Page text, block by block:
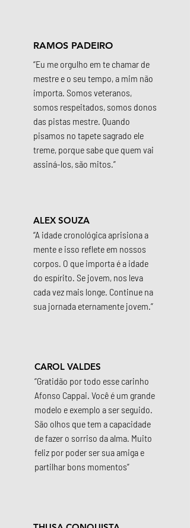
RAMOS PADEIRO
“Eu me orgulho em te chamar de
mestre e o seu tempo, a mim não
importa. Somos veteranos,
somos respeitados, somos donos
das pistas mestre. Quando
pisamos no tapete sagrado ele
treme, porque sabe que quem vai
assiná-los, são mitos.”
ALEX SOUZA
“A idade cronológica aprisiona a
mente e isso reflete em nossos
corpos. O que importa é a idade
do espírito. Se jovem, nos leva
cada vez mais longe. Continue na
sua jornada eternamente jovem.”
CAROL VALDES
“Gratidão por todo esse carinho
Afonso Cappai. Você é um grande
modelo e exemplo a ser seguido.
São olhos que tem a capacidade
de fazer o sorriso da alma. Muito
feliz por poder ser sua amiga e
partilhar bons momentos”